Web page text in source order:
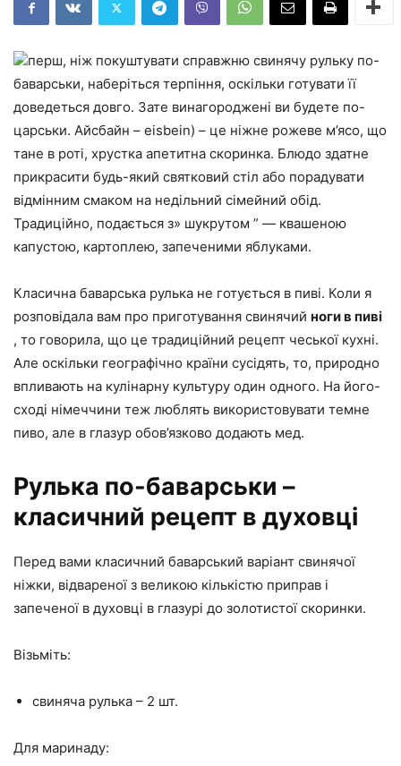
перш, ніж покуштувати справжню свинячу рульку по-
баварськи, наберіться терпіння, оскільки готувати її
доведеться довго. Зате винагороджені ви будете по-
царськи. Айсбайн – eisbein) – це ніжне рожеве м’ясо, що
тане в роті, хрустка апетитна скоринка. Блюдо здатне
прикрасити будь-який святковий стіл або порадувати
відмінним смаком на недільний сімейний обід.
Традиційно, подається з» шукрутом ” — квашеною
капустою, картоплею, запеченими яблуками.
Класична баварська рулька не готується в пиві. Коли я
розповідала вам про приготування свинячий ноги в пиві
, то говорила, що це традиційний рецепт чеської кухні.
Але оскільки географічно країни сусідять, то, природно
впливають на кулінарну культуру один одного. На його-
сході німеччини теж люблять використовувати темне
пиво, але в глазур обов’язково додають мед.
Рулька по-баварськи –
класичний рецепт в духовці
Перед вами класичний баварський варіант свинячої
ніжки, відвареної з великою кількістю приправ і
запеченої в духовці в глазурі до золотистої скоринки.
Візьміть:
свиняча рулька – 2 шт.
Для маринаду: